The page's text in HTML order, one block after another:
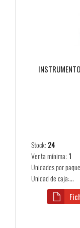
Stock:24
Venta mínima: 1
Unidades por
Unidad de caja:...